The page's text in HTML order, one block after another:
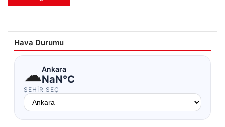
Hava Durumu
☁Ankara
NaN°C
ŞEHIR SEÇ